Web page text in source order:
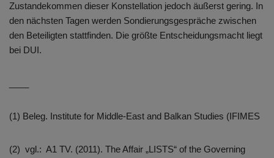
Zustandekommen dieser Konstellation jedoch äußerst gering. In
den nächsten Tagen werden Sondierungsgespräche zwischen
den Beteiligten stattfinden. Die größte Entscheidungsmacht liegt
bei DUI.
(1) Beleg. Institute for Middle-East and Balkan Studies (IFIMES
(2) vgl.: A1 TV. (2011). The Affair „LISTS“ of the Governing